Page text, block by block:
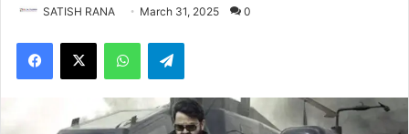
SATISH RANA March 31, 2025 0
Facebook
X WhatsAppTelegram